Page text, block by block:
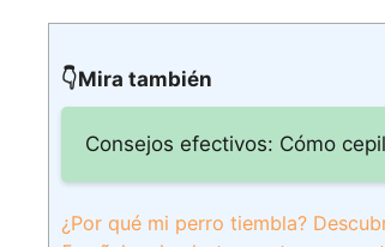
👇Mira también
Consejos efectivos: Cómo
¿Por qué mi perro tiembla?